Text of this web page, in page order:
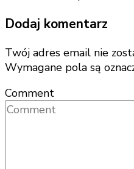
Dodaj komentarz
Twój adres email nie
Wymagane pola są
Comment